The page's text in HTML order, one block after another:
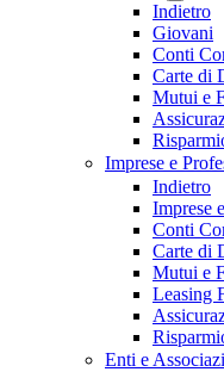
Indietro
Giovani
Conti
Carte di
Mutui e
Imprese e
Indietro
Imprese
Conti
Carte di
Mutui e
Leasing
Enti e